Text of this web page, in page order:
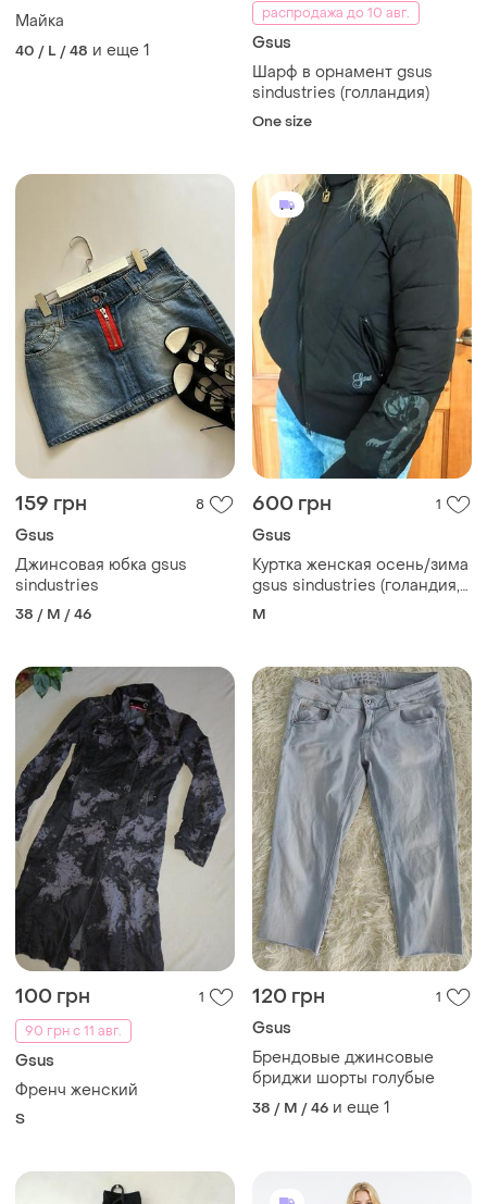
Майка
40 / L / 48 и еще 1
распродажа до 10 авг.
Gsus
Шарф в орнамент gsus
sindustries (голландия)
One size
159 грн 8
Gsus
Джинсовая юбка gsus
sindustries
38 / M / 46
600 грн 1
Gsus
Куртка женская осень/зима
gsus sindustries (голандия,
размер м/46)
M
100 грн
1
90 грн с 11 авг.
Gsus
Френч женский
S
120 грн 1
Gsus
Брендовые джинсовые
бриджи шорты голубые
38 / M / 46 и еще 1